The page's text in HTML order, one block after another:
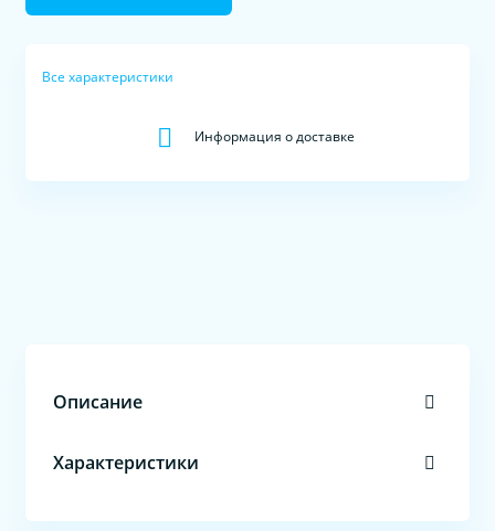
Все характеристики
Информация о доставке
Описание
Характеристики